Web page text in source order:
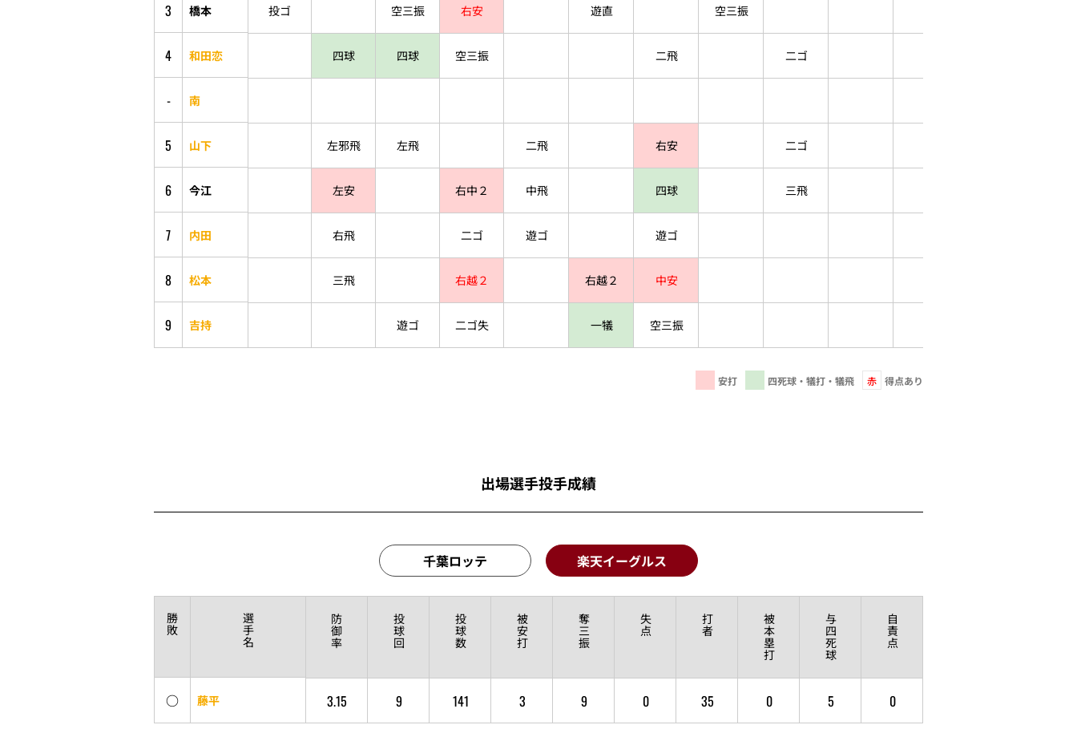
3 橋本 投ゴ 空三振 右安 遊直 空三振
4 和田恋 四球 四球 空三振 二飛 二ゴ
- 南
5 山下 左邪飛 左飛 二飛 右安 二ゴ
6 今江 左安 右中２ 中飛 四球 三飛
7 内田 右飛 二ゴ 遊ゴ 遊ゴ
8 松本 三飛 右越２ 右越２ 中安
9 吉持 遊ゴ 二ゴ失 一犠 空三振
安打 四死球・犠打・犠飛 赤 得点あり
出場選手投手成績
千葉ロッテ 楽天イーグルス
勝
敗
選
手
名
防
御
率
投
球
回
投
球
数
被
安
打
奪
三
振
失
点
打
者
被
本
塁
打
与
四
死
球
自
責
点
○ 藤平 3.15 9 141 3 9 0 35 0 5 0